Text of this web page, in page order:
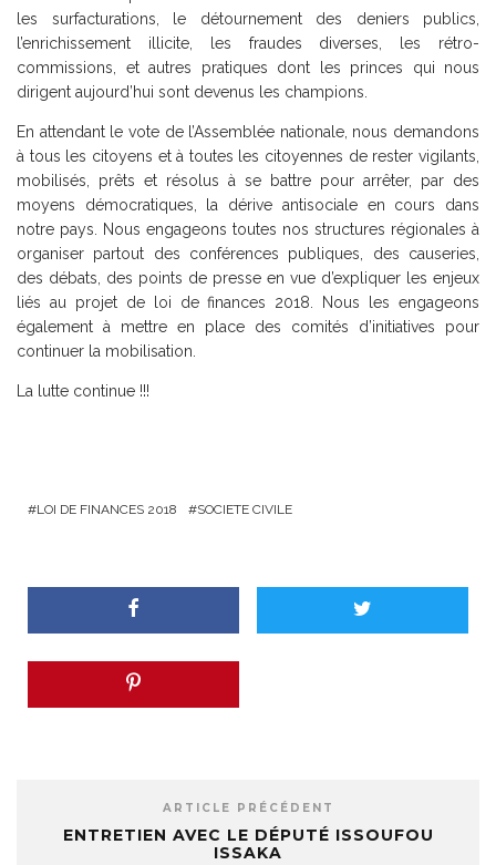
les surfacturations, le détournement des deniers publics,
l’enrichissement illicite, les fraudes diverses, les rétro-
commissions, et autres pratiques dont les princes qui nous
dirigent aujourd’hui sont devenus les champions.
En attendant le vote de l’Assemblée nationale, nous demandons
à tous les citoyens et à toutes les citoyennes de rester vigilants,
mobilisés, prêts et résolus à se battre pour arrêter, par des
moyens démocratiques, la dérive antisociale en cours dans
notre pays. Nous engageons toutes nos structures régionales à
organiser partout des conférences publiques, des causeries,
des débats, des points de presse en vue d’expliquer les enjeux
liés au projet de loi de finances 2018. Nous les engageons
également à mettre en place des comités d’initiatives pour
continuer la mobilisation.
La lutte continue !!!
LOI DE FINANCES 2018 SOCIETE CIVILE
ARTICLE PRÉCÉDENT
ENTRETIEN AVEC LE DÉPUTÉ ISSOUFOU
ISSAKA